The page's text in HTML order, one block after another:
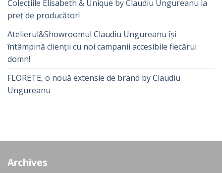
Colecțiile Elisabeth & Unique by Claudiu Ungureanu la
preț de producător!
Atelierul&Showroomul Claudiu Ungureanu își
întâmpină clienții cu noi campanii accesibile fiecărui
domn!
FLORETE, o nouă extensie de brand by Claudiu
Ungureanu
Archives